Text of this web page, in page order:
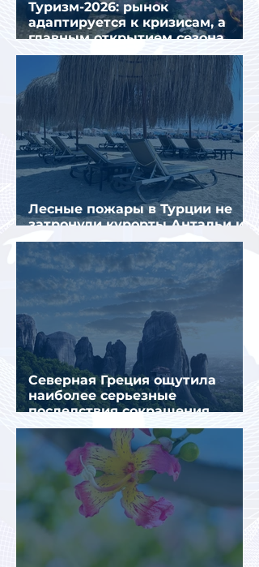
Туризм-2026: рынок
адаптируется к кризисам, а
главным открытием сезона
стал Вьетнам
Лесные пожары в Турции не
затронули курорты Антальи и
Муглы
Северная Греция ощутила
наиболее серьезные
последствия сокращения
турпотока из России